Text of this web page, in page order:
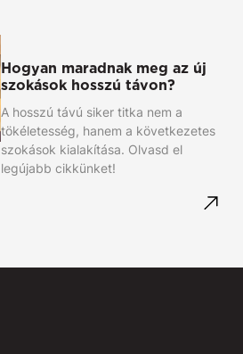
Hogyan maradnak meg az új
szokások hosszú távon?
A hosszú távú siker titka nem a
tökéletesség, hanem a következetes
szokások kialakítása. Olvasd el
legújabb cikkünket!